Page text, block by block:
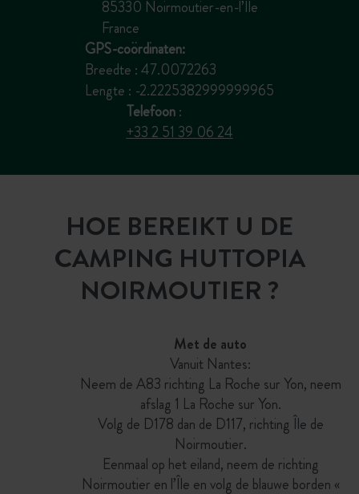
85330 Noirmoutier-en-l’Île
France
GPS-coördinaten:
Breedte : 47.0072263
Lengte : -2.2225382999999965
Telefoon:
+33 2 51 39 06 24
HOE BEREIKT U DE
CAMPING HUTTOPIA
NOIRMOUTIER ?
Met de auto
Vanuit Nantes:
Neem de A83 richting La Roche sur Yon, neem
afslag 1 La Roche sur Yon.
Volg de D178 dan de D117, richting Île de
Noirmoutier.
Eenmaal op het eiland, neem de richting
Noirmoutier en l’Île en volg de blauwe borden «